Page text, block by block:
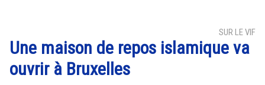
SUR LE VIF
Une maison de repos islamique va
ouvrir à Bruxelles